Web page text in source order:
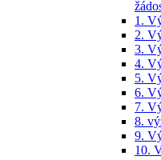
1.
2.
3.
4.
5.
6.
7.
8.
9.
10.